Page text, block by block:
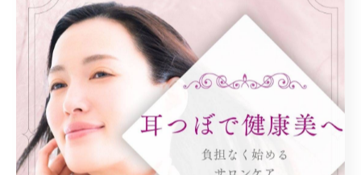
康美をサポートできます。
耳つぼ温活を続けるためのモチベーション
耳つぼ温活を継続するには、目に見える変化を感じるこ
とがモチベーション維持の鍵です。なぜなら、効果を実
感できれば自然と習慣化しやすくなるからです。具体的